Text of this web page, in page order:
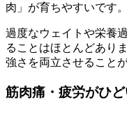
肉」が育ちやすいです。
過度なウェイトや栄養
ることはほとんどあり
強さを両立させること
筋肉痛・疲労がひ